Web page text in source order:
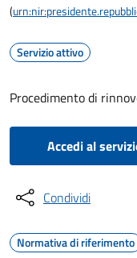
(
Servizio attivo
Procedimento di
Accedi al
Condividi
Normativa di riferimento